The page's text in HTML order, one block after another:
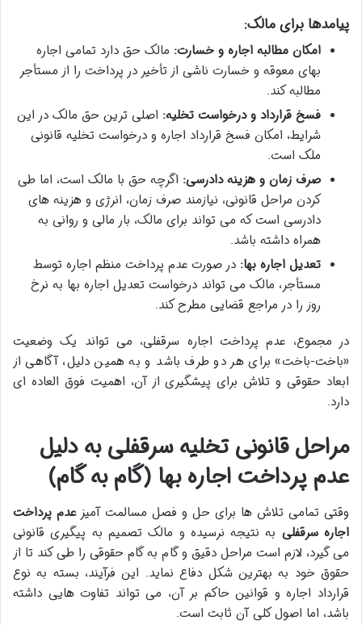
پیامدها برای مالک:
امکان مطالبه اجاره و خسارت: مالک حق دارد تمامی اجاره
بهای معوقه و خسارت ناشی از تأخیر در پرداخت را از مستأجر
مطالبه کند.
فسخ قرارداد و درخواست تخلیه: اصلی ترین حق مالک در این
شرایط، امکان فسخ قرارداد اجاره و درخواست تخلیه قانونی
ملک است.
صرف زمان و هزینه دادرسی: اگرچه حق با مالک است، اما طی
کردن مراحل قانونی، نیازمند صرف زمان، انرژی و هزینه های
دادرسی است که می تواند برای مالک، بار مالی و روانی به
همراه داشته باشد.
تعدیل اجاره بها: در صورت عدم پرداخت منظم اجاره توسط
مستأجر، مالک می تواند درخواست تعدیل اجاره بها به نرخ
روز را در مراجع قضایی مطرح کند.
در مجموع، عدم پرداخت اجاره سرقفلی، می تواند یک وضعیت
«باخت-باخت» برای هر دو طرف باشد و به همین دلیل، آگاهی از
ابعاد حقوقی و تلاش برای پیشگیری از آن، اهمیت فوق العاده ای
دارد.
مراحل قانونی تخلیه سرقفلی به دلیل
عدم پرداخت اجاره بها (گام به گام)
وقتی تمامی تلاش ها برای حل و فصل مسالمت آمیزعدم پرداخت
اجاره سرقفلی به نتیجه نرسیده و مالک تصمیم به پیگیری قانونی
می گیرد، لازم است مراحل دقیق و گام به گام حقوقی را طی کند تا از
حقوق خود به بهترین شکل دفاع نماید. این فرآیند، بسته به نوع
قرارداد اجاره و قوانین حاکم بر آن، می تواند تفاوت هایی داشته
باشد، اما اصول کلی آن ثابت است.